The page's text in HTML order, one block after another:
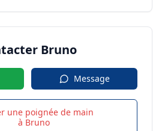
Bruno
Message
une poignée de main
à Bruno